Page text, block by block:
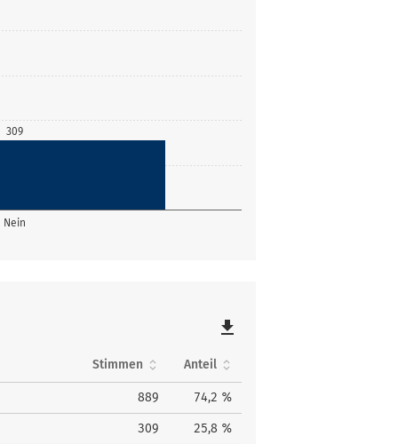
Nein
309
file_download
Stimmen Anteil
889 74,2 %
309 25,8 %